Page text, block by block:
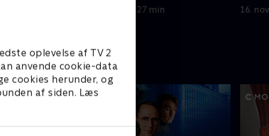
oplevelse af TV 2
anvende cookie-data
cookies herunder, og
af siden. Læs
2. november 2005 • 27 min 16.